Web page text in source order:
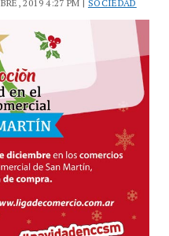
2019 4:27 PM | SOCIEDAD